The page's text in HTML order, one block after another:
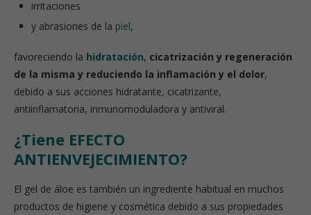
irritaciones
y abrasiones de la piel,
favoreciendo la hidratación, cicatrización y regeneración
de la misma y reduciendo la inflamación y el dolor,
debido a sus acciones hidratante, cicatrizante,
antiinflamatoria, inmunomoduladora y antiviral.
¿Tiene EFECTO
ANTIENVEJECIMIENTO?
El gel de áloe es también un ingrediente habitual en muchos
productos de higiene y cosmética debido a sus propiedades